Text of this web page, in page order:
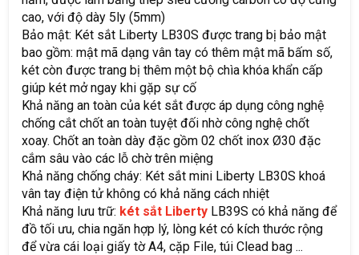
cao, với độ dày 5ly (5mm)
Bảo mật: Két sắt Liberty LB30S được trang bị bảo mật
bao gồm: mật mã dạng vân tay có thêm mật mã bấm số,
két còn được trang bị thêm một bộ chìa khóa khẩn cấp
giúp két mở ngay khi gặp sự cố
Khả năng an toàn của két sắt được áp dụng công nghệ
chống cắt chốt an toàn tuyệt đối nhờ công nghệ chốt
xoay. Chốt an toàn dày đặc gồm 02 chốt inox Ø30 đặc
cắm sâu vào các lỗ chờ trên miệng
Khả năng chống cháy: Két sắt mini Liberty LB30S khoá
vân tay điện tử không có khả năng cách nhiệt
Khả năng lưu trữ: két sắt Liberty LB39S có khả năng để
đồ tối ưu, chia ngăn hợp lý, lòng két có kích thước rộng
để vừa cái loại giấy tờ A4, cặp File, túi Clead bag ...